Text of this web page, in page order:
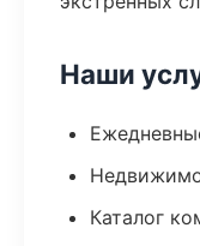
Наши
Каталог